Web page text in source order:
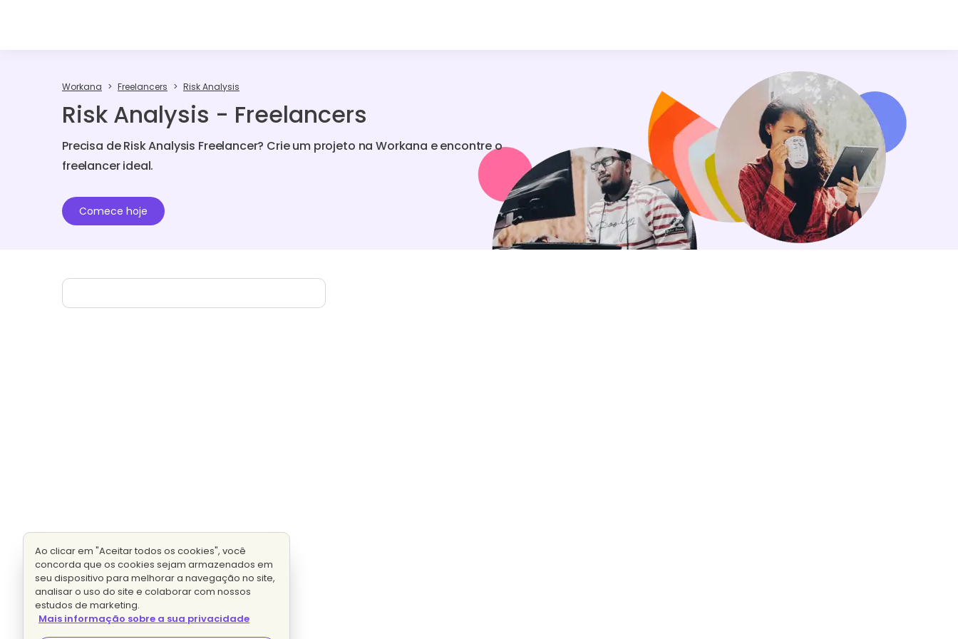
Workana Freelancers Risk Analysis
Risk Analysis - Freelancers
Precisa de Risk Analysis Freelancer? Crie um projeto na Workana e encontre o
freelancer ideal.
Comece hoje
Ao clicar em "Aceitar todos os cookies", você
concorda que os cookies sejam armazenados em
seu dispositivo para melhorar a navegação no site,
analisar o uso do site e colaborar com nossos
estudos de marketing.
Mais informação sobre a sua privacidade